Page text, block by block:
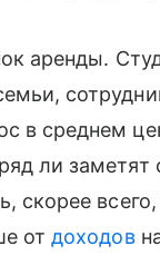
аренды.
в среднем
ли заметят
скорее
отдоходов